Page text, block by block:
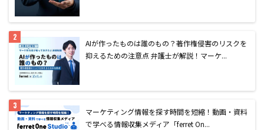
AIが作ったものは誰のもの？著作権侵害のリスクを
抑えるための注意点 弁護士が解説！マーケ...
マーケティング情報を探す時間を短縮！動画・資料
で学べる情報収集メディア「ferret On...